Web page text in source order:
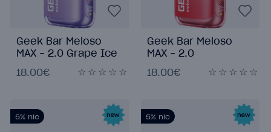
Geek Bar Meloso
MAX - 2.0 Grape Ice
18.00€
Geek Bar Meloso
MAX - 2.0
18.00€
5% nic 5% nic